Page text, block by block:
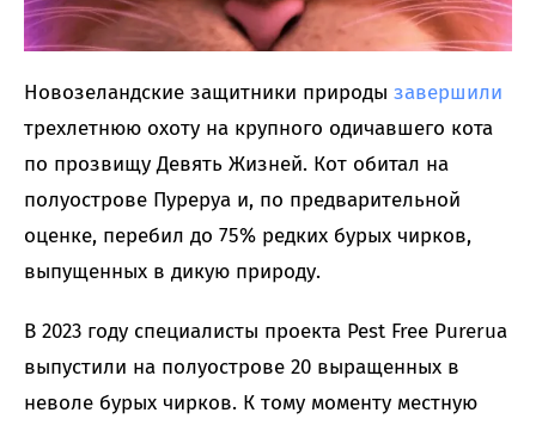
Новозеландские защитники природы завершили
трехлетнюю охоту на крупного одичавшего кота
по прозвищу Девять Жизней. Кот обитал на
полуострове Пуреруа и, по предварительной
оценке, перебил до 75% редких бурых чирков,
выпущенных в дикую природу.
В 2023 году специалисты проекта Pest Free Purerua
выпустили на полуострове 20 выращенных в
неволе бурых чирков. К тому моменту местную